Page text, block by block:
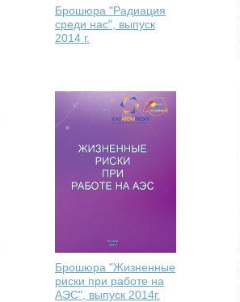
Брошюра "Радиация
среди нас", выпуск
2014 г.
Брошюра "Жизненные
риски при работе на
АЭС", выпуск 2014г.